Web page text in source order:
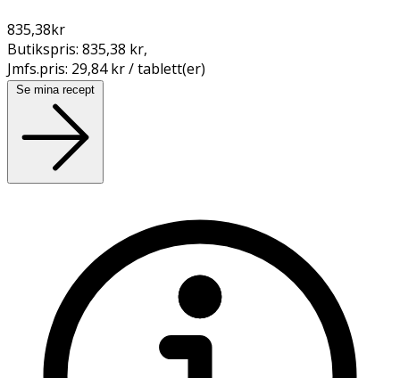
835,38kr
Butikspris: 835,38 kr,
Jmfs.pris: 29,84 kr / tablett(er)
Se mina recept